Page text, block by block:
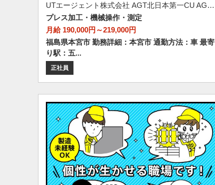
UTエージェント株式会社 AGT北日本第一CU AGT郡山エリア 糠沢CL 《ABNF1C》
プレス加工・機械操作・測定
月給 190,000円～219,000円
福島県本宮市 勤務詳細：本宮市 通勤方法：車 最寄
り駅：五...
正社員